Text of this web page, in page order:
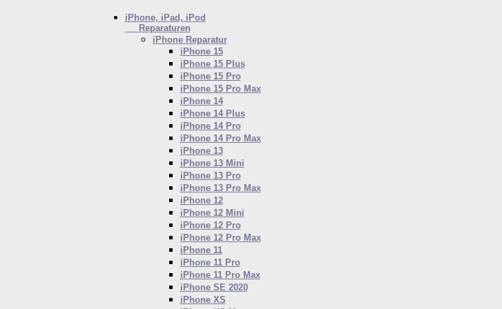
iPhone, iPad, iPod
Reparaturen
iPhoneReparatur
iPhone 15
iPhone 15 Plus
iPhone 15 Pro
iPhone 15 Pro Max
iPhone 14
iPhone 14 Plus
iPhone 14 Pro
iPhone 14 Pro Max
iPhone 13
iPhone 13 Mini
iPhone 13 Pro
iPhone 13 Pro Max
iPhone 12
iPhone 12 Mini
iPhone 12 Pro
iPhone 12 Pro Max
iPhone 11
iPhone 11 Pro
iPhone 11 Pro Max
iPhone SE 2020
iPhone XS